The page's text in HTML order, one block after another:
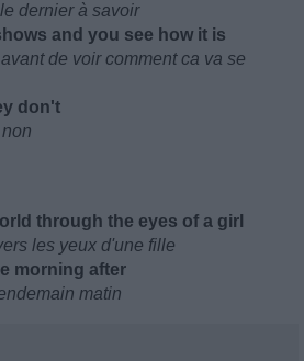
dernier à savoir
and you see how it is
de voir comment ca va se
don't
through the eyes of a girl
les yeux d'une fille
morning after
matin